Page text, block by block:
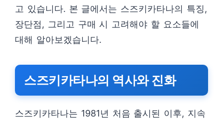
고 있습니다. 본 글에서는 스즈키카타나의 특징,
장단점, 그리고 구매 시 고려해야 할 요소들에
대해 알아보겠습니다.
스즈키카타나의 역사와 진화
스즈키카타나는 1981년 처음 출시된 이후, 지속